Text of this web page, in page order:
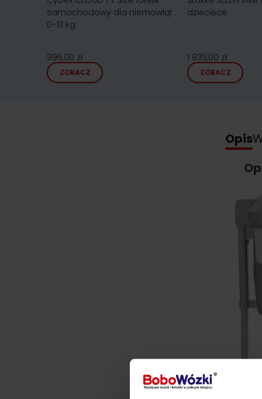
samochodowy dla niemowląt
0-13 kg
995,00 zł
ZOBACZ
dziecięce
1 839,00 zł
ZOBACZ
Opis